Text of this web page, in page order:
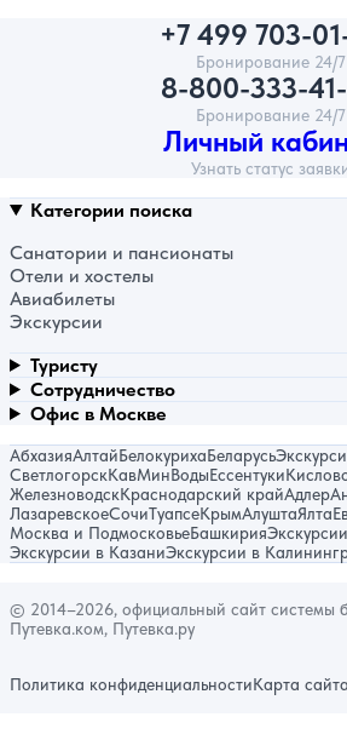
+7 499 703-
Бронирование 24/7
8-800-333-
Бронирование 24/7
Личный
Узнать статус
Категории поиска
Санатории и пансионаты
Отели и хостелы
Авиабилеты
Экскурсии
Туристу
Сотрудничество
Офис в Москве
АбхазияАлтайБелокурихаБеларусь
СветлогорскКавМинВодыЕссентуки
ЖелезноводскКраснодарский крайАдлер
ЛазаревскоеСочиТуапсеКрымАлуштаЯлта
Москва и ПодмосковьеБашкирия
Экскурсии в КазаниЭкскурсии в
© 2014–2026, официальный сайт системы
Путевка.ком, Путевка.ру
Политика конфиденциальностиКарта сайта